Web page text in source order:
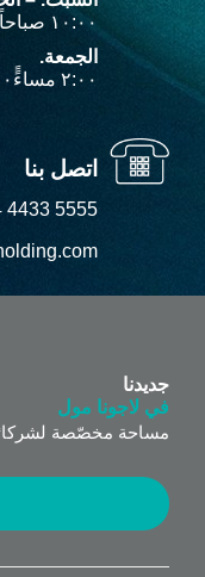
۱۰:۰۰ صباحاً‎ – ۱۰:۰۰ مساءًً‎
الجمعة.
۲:۰۰ مساءًً‎ – ۱۰:۰۰ مساءًً‎
اتصل بنا
4433 5555
جديدنا
في لاجونا مول
مساحة مخصّصة